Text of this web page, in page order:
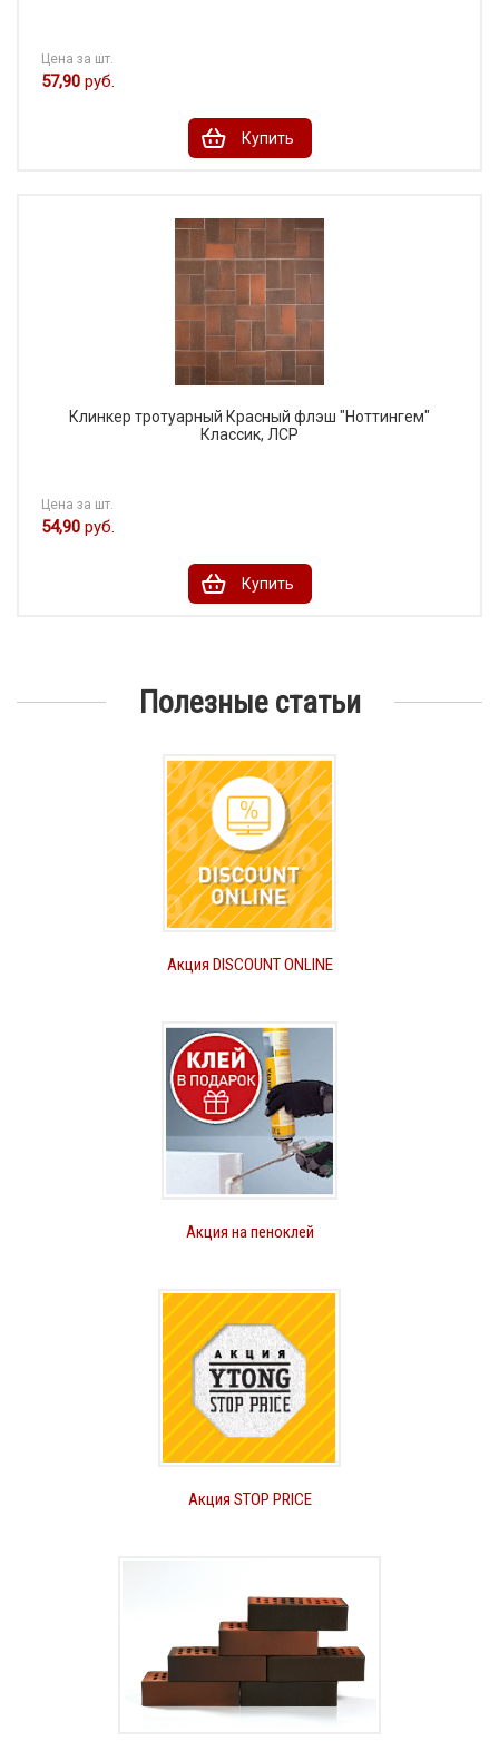
Цена за шт.
57,90 руб.
Купить
Клинкер тротуарный Красный флэш "Ноттингем"
Классик, ЛСР
Цена за шт.
54,90 руб.
Купить
Полезные статьи
Акция DISCOUNT ONLINE
Акция на пеноклей
Акция STOP PRICE